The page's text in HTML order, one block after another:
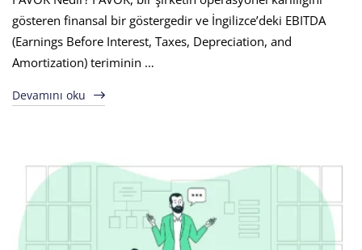
gösteren finansal bir göstergedir ve İngilizce’deki EBITDA
(Earnings Before Interest, Taxes, Depreciation, and
Amortization) teriminin …
Devamını oku